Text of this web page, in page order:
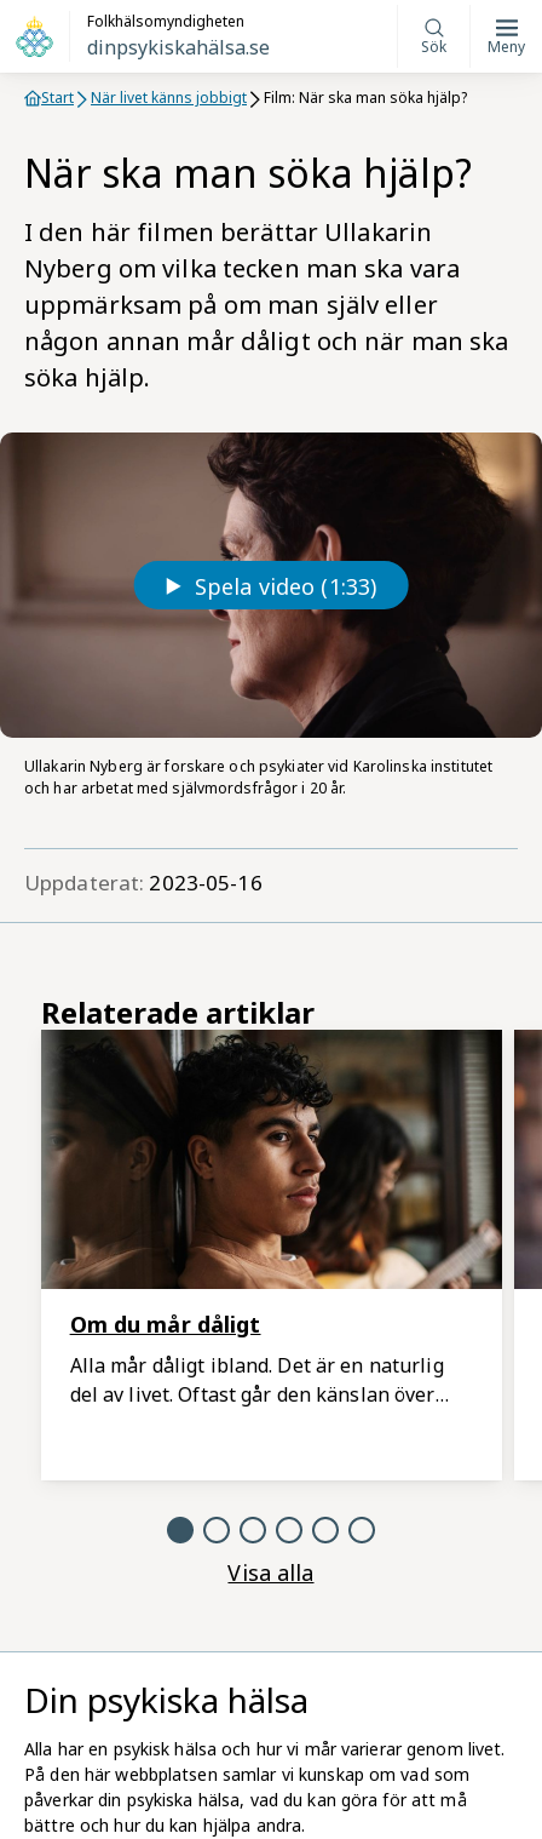
Folkhälsomyndigheten
dinpsykiskahälsa.se Sök Meny
Start När livet känns jobbigt Film: När ska man söka hjälp?
När ska man söka hjälp?
I den här filmen berättar Ullakarin
Nyberg om vilka tecken man ska vara
uppmärksam på om man själv eller
någon annan mår dåligt och när man ska
söka hjälp.
Spela video (1:33)
Ullakarin Nyberg är forskare och psykiater vid Karolinska institutet
och har arbetat med självmordsfrågor i 20 år.
Uppdaterat: 2023-05-16
Relaterade artiklar
Om du mår dåligt
Alla mår dåligt ibland. Det är en naturlig
del av livet. Oftast går den känslan över
du själv kan göra och vart du kan vända dig
när du behöver hjälp.
Visa alla
Din psykiska hälsa
Alla har en psykisk hälsa och hur vi mår varierar genom livet.
På den här webbplatsen samlar vi kunskap om vad som
påverkar din psykiska hälsa, vad du kan göra för att må
bättre och hur du kan hjälpa andra.